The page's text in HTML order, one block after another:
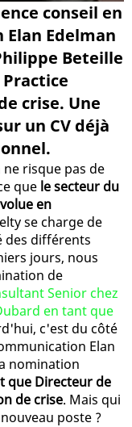
conseil en
Edelman
Beteille
crise. Une
un CV déjà
risque pas de
que le secteur du
en
se charge de
des différents
jours, nous
de
Senior chez
en tant que
c'est du côté
Elan
nomination
que Directeur de
de crise. Mais qui
poste ?